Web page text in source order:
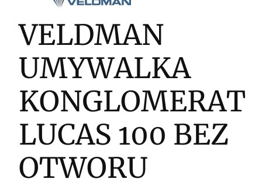
VELDMAN
UMYWALKA
KONGLOMERAT
LUCAS 100 BEZ
OTWORU